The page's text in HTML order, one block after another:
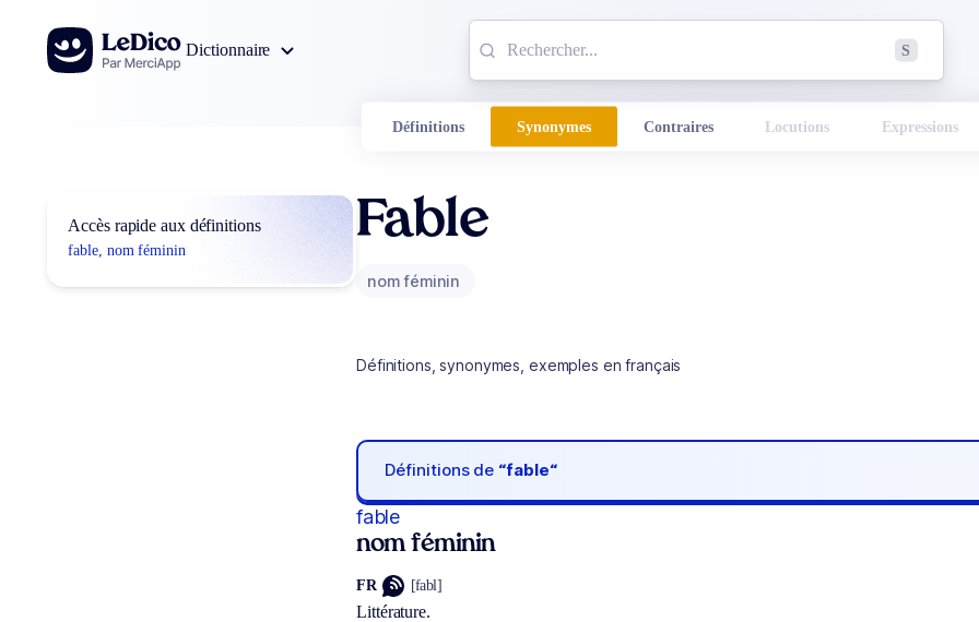
Aller au contenu
Dictionnaire
S
Définitions Synonymes Contraires Locutions Expressions
Accès rapide aux définitions
fable, nom féminin
Fable
nom féminin
Définitions, synonymes, exemples en français
Définitions de “fable“
fable
nom féminin
FR [fabl]
Littérature.